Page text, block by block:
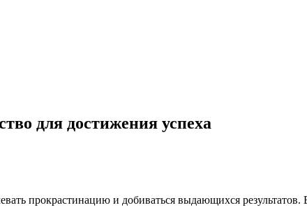
для достижения успеха
прокрастинацию и добиваться выдающихся